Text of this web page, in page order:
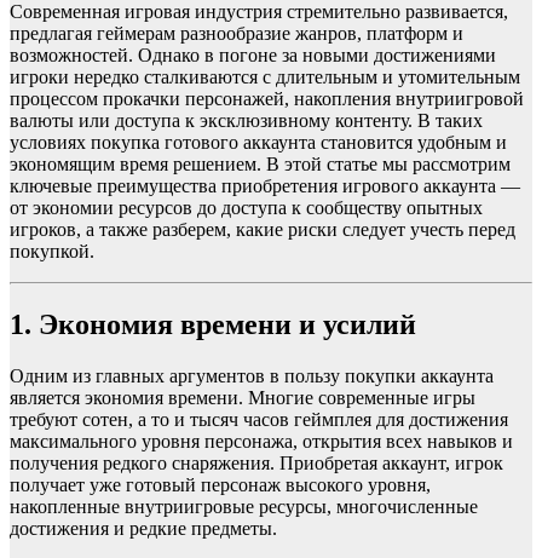
Современная игровая индустрия стремительно развивается,
предлагая геймерам разнообразие жанров, платформ и
возможностей. Однако в погоне за новыми достижениями
игроки нередко сталкиваются с длительным и утомительным
процессом прокачки персонажей, накопления внутриигровой
валюты или доступа к эксклюзивному контенту. В таких
условиях покупка готового аккаунта становится удобным и
экономящим время решением. В этой статье мы рассмотрим
ключевые преимущества приобретения игрового аккаунта —
от экономии ресурсов до доступа к сообществу опытных
игроков, а также разберем, какие риски следует учесть перед
покупкой.
1. Экономия времени и усилий
Одним из главных аргументов в пользу покупки аккаунта
является экономия времени. Многие современные игры
требуют сотен, а то и тысяч часов геймплея для достижения
максимального уровня персонажа, открытия всех навыков и
получения редкого снаряжения. Приобретая аккаунт, игрок
получает уже готовый персонаж высокого уровня,
накопленные внутриигровые ресурсы, многочисленные
достижения и редкие предметы.